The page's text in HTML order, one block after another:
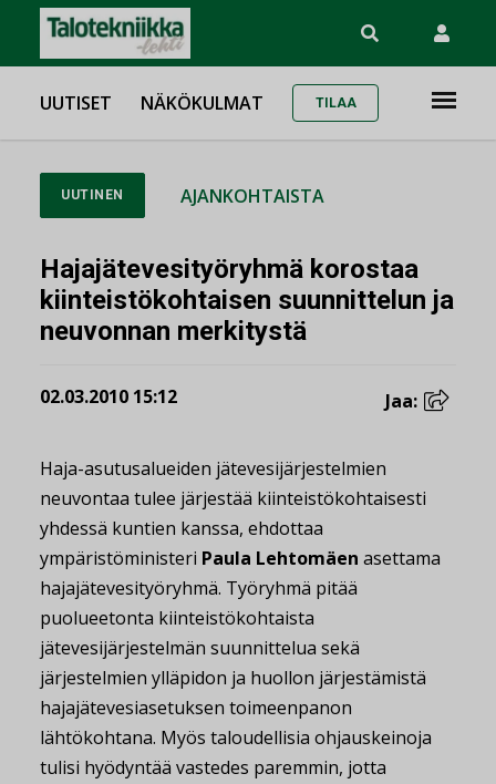
UUTISET NÄKÖKULMAT TILAA
UUTINEN AJANKOHTAISTA
Hajajätevesityöryhmä korostaa
kiinteistökohtaisen suunnittelun ja
neuvonnan merkitystä
02.03.2010 15:12 Jaa:
Haja-asutusalueiden jätevesijärjestelmien
neuvontaa tulee järjestää kiinteistökohtaisesti
yhdessä kuntien kanssa, ehdottaa
ympäristöministeri Paula Lehtomäen asettama
hajajätevesityöryhmä. Työryhmä pitää
puolueetonta kiinteistökohtaista
jätevesijärjestelmän suunnittelua sekä
järjestelmien ylläpidon ja huollon järjestämistä
hajajätevesiasetuksen toimeenpanon
lähtökohtana. Myös taloudellisia ohjauskeinoja
tulisi hyödyntää vastedes paremmin, jotta